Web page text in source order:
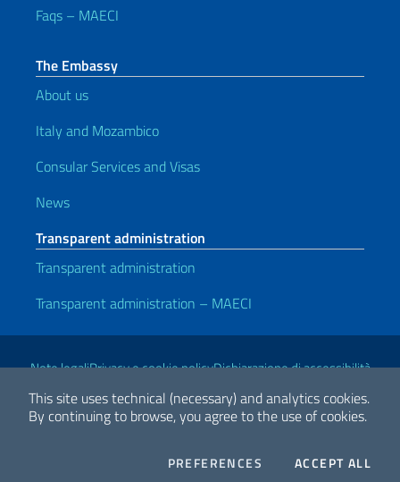
This site uses technical (necessary) and analytics cookies.
By continuing to browse, you agree to the use of cookies.
PREFERENCES COOKIESACCEPT ALL
Faqs – MAECI
The Embassy
About us
Italy and Mozambico
Consular Services and Visas
News
Transparent administration
Transparent administration
Transparent administration – MAECI
Useful links
Note legaliPrivacy e cookie policyDichiarazione di accessibilità